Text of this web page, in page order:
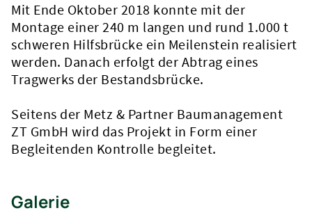
Mit Ende Oktober 2018 konnte mit der
Montage einer 240 m langen und rund 1.000 t
schweren Hilfsbrücke ein Meilenstein realisiert
werden. Danach erfolgt der Abtrag eines
Tragwerks der Bestandsbrücke.
Seitens der Metz & Partner Baumanagement
ZT GmbH wird das Projekt in Form einer
Begleitenden Kontrolle begleitet.
Galerie